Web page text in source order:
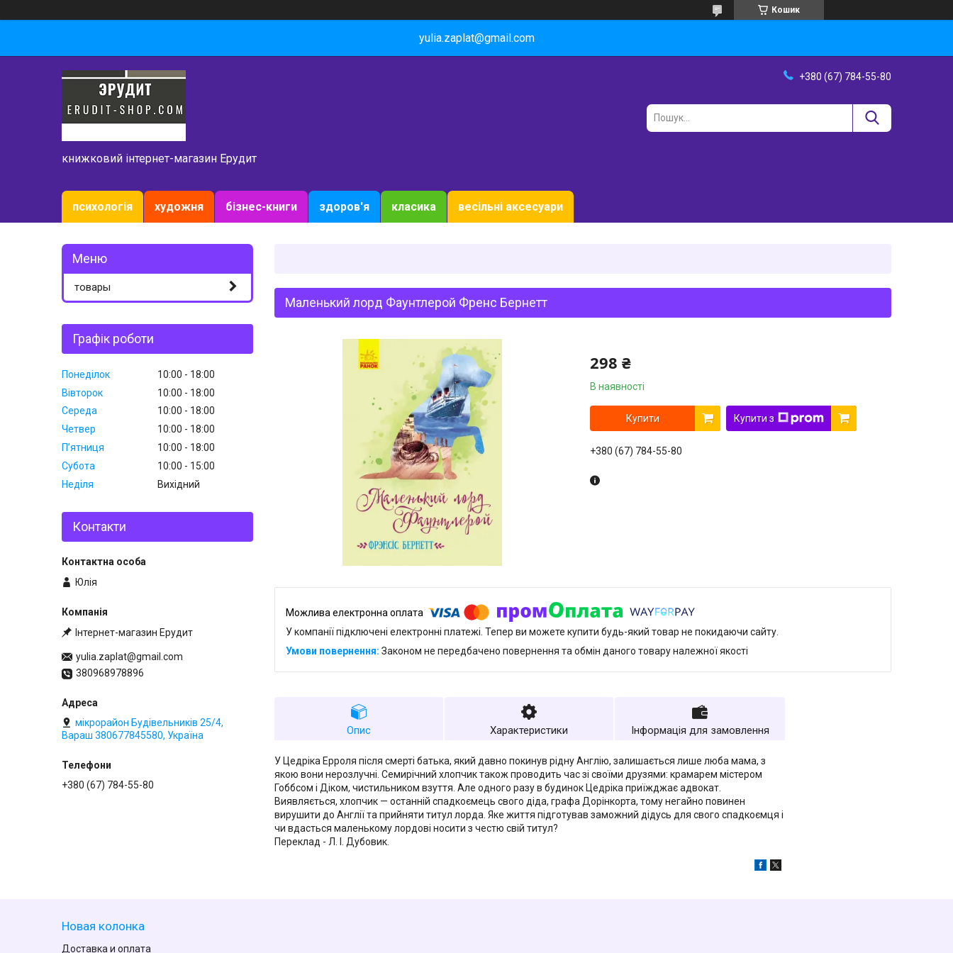
Кошик
yulia.zaplat@gmail.com
книжковий інтернет-магазин Ерудит
+380 (67) 784-55-80
психологія художня бізнес-книги здоров'я класика весільні аксесуари
Маленький лорд Фаунтлерой Френс Бернетт
298 ₴
В наявності
Купити Купити з
+380 (67) 784-55-80
У компанії підключені електронні платежі. Тепер ви можете купити будь-який товар не покидаючи сайту.
Законом не передбачено повернення та обмін даного товару належної якості
Опис Характеристики Інформація для замовлення
У Цедріка Ерроля після смерті батька, який давно покинув рідну Англію, залишається лише люба мама, з
якою вони нерозлучні. Семирічний хлопчик також проводить час зі своїми друзями: крамарем містером
Гоббсом і Діком, чистильником взуття. Але одного разу в будинок Цедріка приїжджає адвокат.
Виявляється, хлопчик — останній спадкоємець свого діда, графа Дорінкорта, тому негайно повинен
вирушити до Англії та прийняти титул лорда. Яке життя підготував заможний дідусь для свого спадкоємця і
чи вдасться маленькому лордові носити з честю свій титул?
Переклад - Л. І. Дубовик.
товары
Графік роботи
Понеділок 10:00
18:00
Вівторок
10:00
18:00
Середа
10:00
18:00
Четвер
10:00
18:00
Пʼятниця
10:00
18:00
Субота
10:00
15:00
Неділя
Вихідний
Контакти
Юлія
Інтернет-магазин Ерудит
yulia.zaplat@gmail.com
380968978896
мікрорайон Будівельників 25/4,
Вараш 380677845580, Україна
+380 (67) 784-55-80
Новая колонка
Доставка и оплата